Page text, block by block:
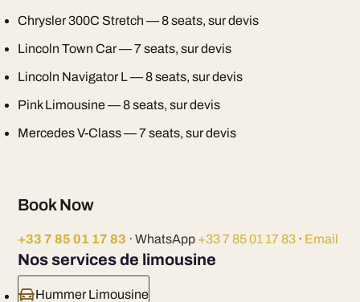
Chrysler 300C Stretch — 8 seats, sur devis
Lincoln Town Car — 7 seats, sur devis
Lincoln Navigator L — 8 seats, sur devis
Pink Limousine — 8 seats, sur devis
Mercedes V-Class — 7 seats, sur devis
Book Now
+33 7 85 01 17 83 · WhatsApp +33 7 85 01 17 83· Email
Nos services de limousine
Hummer Limousine